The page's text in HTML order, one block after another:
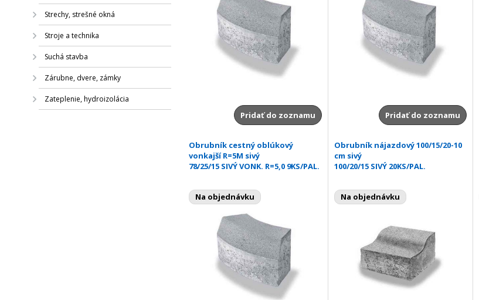
Strechy, strešné okná
Stroje a technika
Suchá stavba
Zárubne, dvere, zámky
Zateplenie, hydroizolácia
Pridať do zoznamu Pridať do zoznamu
Obrubník cestný oblúkový
vonkajší R=5M sivý
78/25/15 SIVÝ VONK. R=5,0 9KS/PAL.
Na objednávku
Obrubník nájazdový 100/15/20-10
cm sivý
100/20/15 SIVÝ 20KS/PAL.
Na objednávku